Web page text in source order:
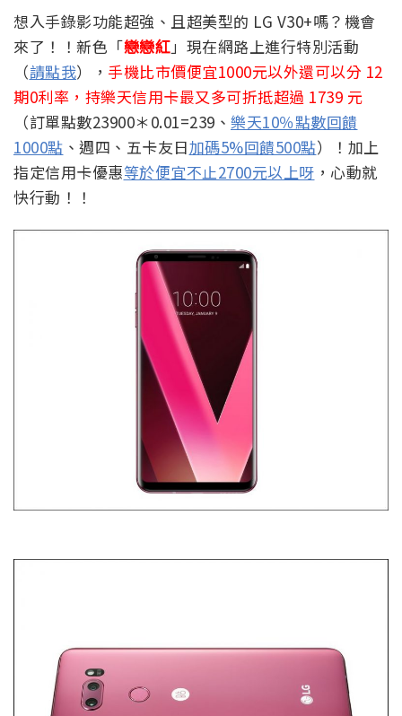
想入手錄影功能超強、且超美型的 LG V30+嗎？機會
來了！！新色「戀戀紅」現在網路上進行特別活動
（請點我）， 手機比市價便宜1000元以外還可以分 12
期0利率，持樂天信用卡最又多可折抵超過 1739 元
（訂單點數23900＊0.01=239、 樂天10％點數回饋
1000點 、週四、五卡友日加碼5%回饋500點）！加上
指定信用卡優惠等於便宜不止2700元以上呀 ，心動就
快行動！！